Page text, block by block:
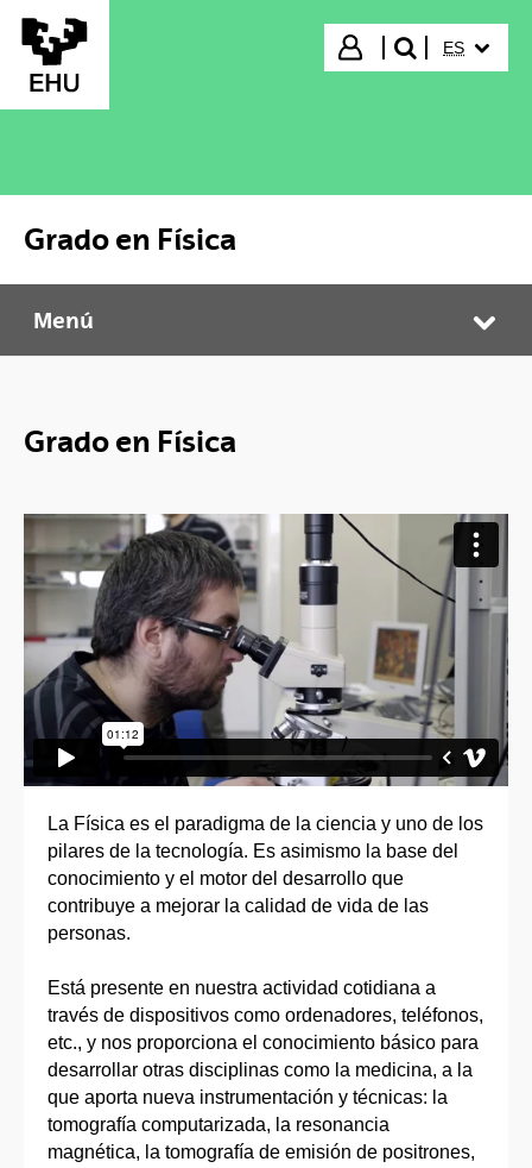
Saltar al contenido principal
Iniciar sesión
buscar"
ES
Grado en Física
Grado en Física
Menú
Grado en Física
La Física es el paradigma de la ciencia y uno de los
pilares de la tecnología. Es asimismo la base del
conocimiento y el motor del desarrollo que
contribuye a mejorar la calidad de vida de las
personas.
Está presente en nuestra actividad cotidiana a
través de dispositivos como ordenadores, teléfonos,
etc., y nos proporciona el conocimiento básico para
desarrollar otras disciplinas como la medicina, a la
que aporta nueva instrumentación y técnicas: la
tomografía computarizada, la resonancia
magnética, la tomografía de emisión de positrones,